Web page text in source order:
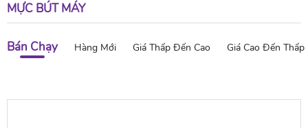
MỰC BÚT MÁY
Bán Chạy Hàng Mới Giá Thấp Đến Cao Giá Cao Đến Thấp